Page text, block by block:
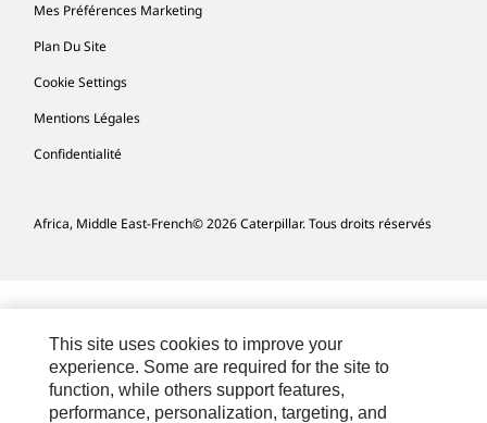
Mes Préférences Marketing
Plan Du Site
Cookie Settings
Mentions Légales
Confidentialité
Africa, Middle East-French© 2026 Caterpillar. Tous droits réservés
This site uses cookies to improve your
experience. Some are required for the site to
function, while others support features,
performance, personalization, targeting, and